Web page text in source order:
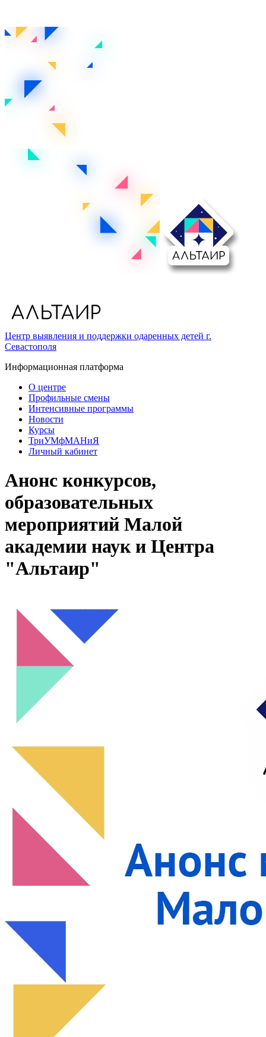
Центр выявления и поддержки одаренных детей г.
Севастополя
Информационная платформа
О центре
Профильные смены
Интенсивные программы
Новости
Курсы
ТриУМфМАНиЯ
Личный кабинет
Анонс конкурсов,
образовательных
мероприятий Малой
академии наук и Центра
"Альтаир"